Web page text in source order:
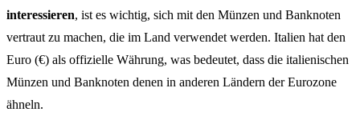
interessieren, ist es wichtig, sich mit den Münzen und Banknoten
vertraut zu machen, die im Land verwendet werden. Italien hat den
Euro (€) als offizielle Währung, was bedeutet, dass die italienischen
Münzen und Banknoten denen in anderen Ländern der Eurozone
ähneln.